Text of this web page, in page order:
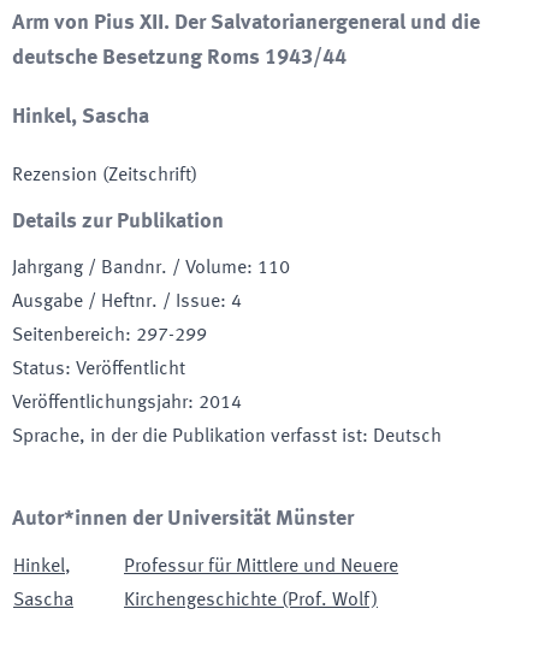
Arm von Pius XII. Der Salvatorianergeneral und die
deutsche Besetzung Roms 1943/44
Hinkel, Sascha
Rezension (Zeitschrift)
Details zur Publikation
Jahrgang / Bandnr. / Volume: 110
Ausgabe / Heftnr. / Issue: 4
Seitenbereich: 297-299
Status: Veröffentlicht
Veröffentlichungsjahr: 2014
Sprache, in der die Publikation verfasst ist: Deutsch
Autor*innen der Universität Münster
Hinkel,
Sascha
Professur für Mittlere und Neuere
Kirchengeschichte (Prof. Wolf)